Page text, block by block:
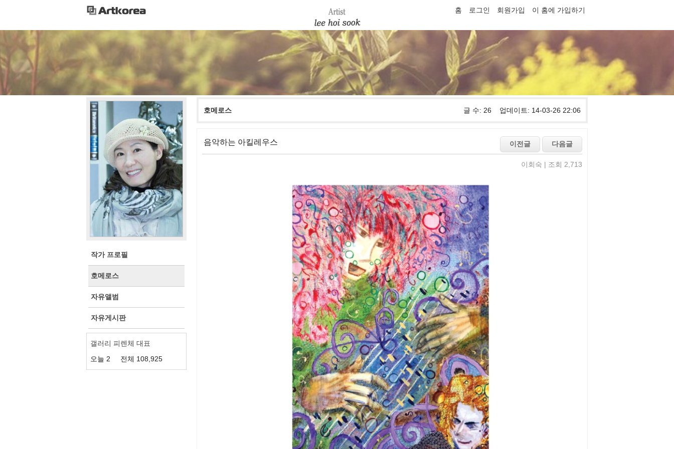
홈 로그인 회원가입 이 홈에 가입하기
작가 프로필
호메로스
자유앨범
자유게시판
갤러리 피렌체 대표
오늘 2 전체 108,925
글 수: 26 업데이트: 14-03-26 22:06
호메로스
음악하는 아킬레우스
이회숙 | 조회 2,713